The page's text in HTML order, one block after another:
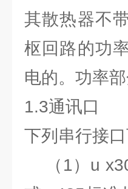
其散热器不
枢回路的功
电的。功率
1.3通讯口
下列串行接口
（1）u